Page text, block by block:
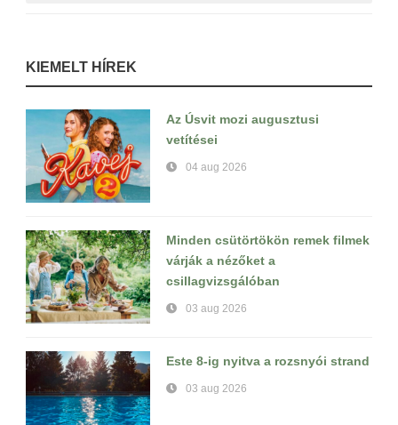
KIEMELT HÍREK
Az Úsvit mozi augusztusi
vetítései
04 aug 2026
Minden csütörtökön remek filmek
várják a nézőket a
csillagvizsgálóban
03 aug 2026
Este 8-ig nyitva a rozsnyói strand
03 aug 2026